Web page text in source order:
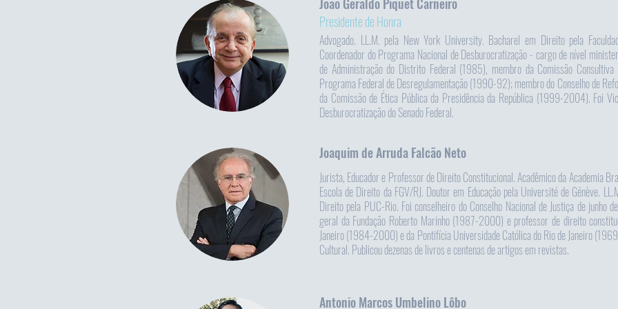
Presidente de Honra
Advogado. LL.M. pela New York University. Bacharel em Direito pela
Coordenador do Programa Nacional de Desburocratização - cargo de nível
de Administração do Distrito Federal (1985), membro da Comissão
Programa Federal de Desregulamentação (1990-92); membro do Conselho de
da Comissão de Ética Pública da Presidência da República (1999-2004). Foi
Desburocratização do Senado Federal.
Joaquim de Arruda Falcão Neto
Jurista, Educador e Professor de Direito Constitucional. Acadêmico da Academia
Escola de Direito da FGV/RJ. Doutor em Educação pela Université de Génève.
Direito pela PUC-Rio. Foi conselheiro do Conselho Nacional de Justiça de
geral da Fundação Roberto Marinho (1987-2000) e professor de direito
Janeiro (1984-2000) e da Pontifícia Universidade Católica do Rio de Janeiro
Cultural. Publicou dezenas de livros e centenas de artigos em revistas.
Antonio Marcos Umbelino Lôbo